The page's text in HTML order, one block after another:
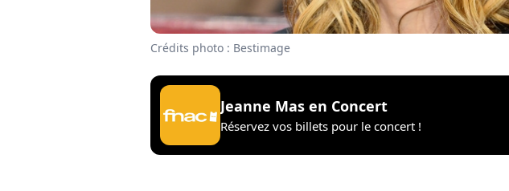
Crédits photo : Bestimage
Jeanne Mas en Concert
Réservez vos billets pour le concert !